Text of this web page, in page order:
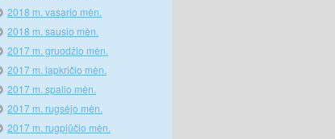
2018 m. vasario mėn.
2018 m. sausio mėn.
2017 m. gruodžio mėn.
2017 m. lapkričio mėn.
2017 m. spalio mėn.
2017 m. rugsėjo mėn.
2017 m. rugpjūčio mėn.